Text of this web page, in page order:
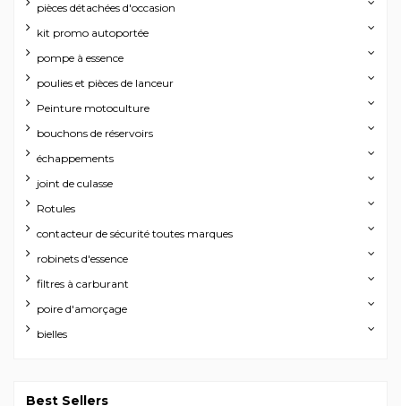
pièces détachées d'occasion
kit promo autoportée
pompe à essence
poulies et pièces de lanceur
Peinture motoculture
bouchons de réservoirs
échappements
joint de culasse
Rotules
contacteur de sécurité toutes marques
robinets d'essence
filtres à carburant
poire d'amorçage
bielles
Best Sellers